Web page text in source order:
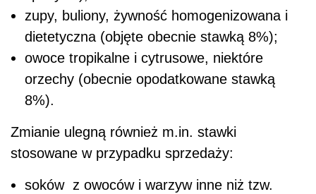
zupy, buliony, żywność homogenizowana i
dietetyczna (objęte obecnie stawką 8%);
owoce tropikalne i cytrusowe, niektóre
orzechy (obecnie opodatkowane stawką
8%).
Zmianie ulegną również m.in. stawki
stosowane w przypadku sprzedaży:
soków z owoców i warzyw inne niż tzw.